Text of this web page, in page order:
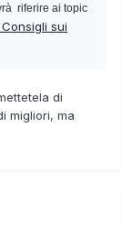
riferire ai topic
Consigli sui
di
migliori, ma